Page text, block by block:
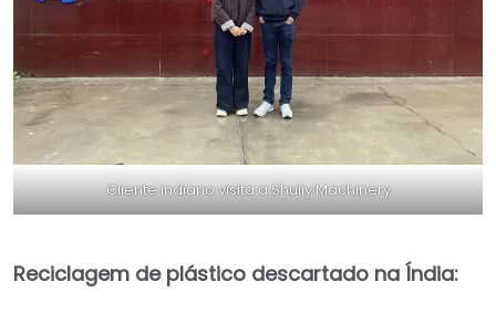
Cliente indiano visita a Shuliy Machinery
Reciclagem de plástico descartado na Índia: